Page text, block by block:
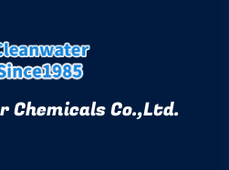
Chemicals Co.,Ltd.